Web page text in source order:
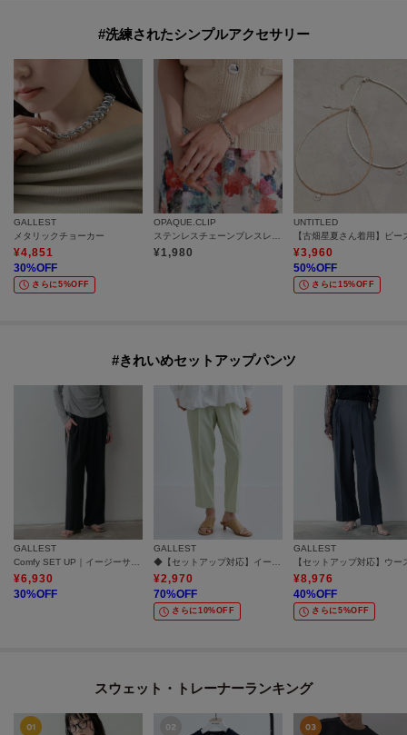
#洗練されたシンプルアクセサリー
GALLEST
メタリックチョーカー
¥4,851
30%OFF
さらに5%OFF
OPAQUE.CLIP
¥1,980
UNTITLED
¥3,960
50%OFF
さらに15%OFF
#きれいめセットアップパンツ
GALLEST
Comfy SET UP｜イージーサイドラインワイドパンツ【セットアップ対応／通勤／カセット服／接触冷感／UVカット】
¥6,930
30%OFF
GALLEST
◆【セットアップ対応】イージーテーパードパンツ【カセット服/オケージョン/通勤】
¥2,970
70%OFF
さらに10%OFF
GALLEST
¥8,976
40%OFF
さらに5%OFF
スウェット・トレーナーランキング